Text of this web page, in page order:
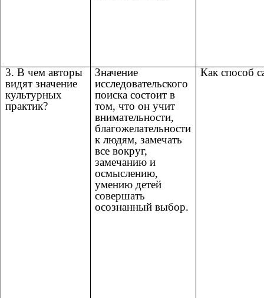
3. В чем авторы
видят значение
культурных
практик?
Значение
исследовательского
поиска состоит в
том, что он учит
внимательности,
благожелательности
к людям, замечать
все вокруг,
замечанию и
осмыслению,
умению детей
совершать
осознанный выбор.
Как способ